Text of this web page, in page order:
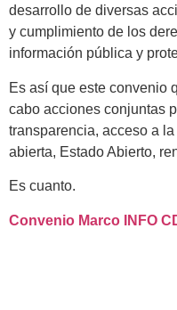
desarrollo de diversas
y cumplimiento de los
información pública y
Es así que este convenio
cabo acciones conjuntas
transparencia, acceso a
abierta, Estado Abierto,
Es cuanto.
Convenio Marco INFO